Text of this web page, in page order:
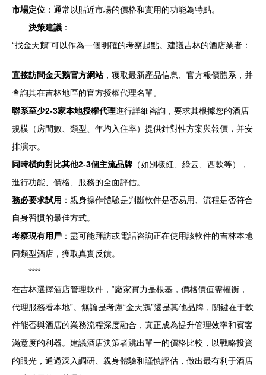
市場定位 ：通常以貼近市場的價格和實用的功能為特點。
決策建議 ：
“找金天鵝”可以作為一個明確的考察起點。建議吉林的酒店業者：
直接訪問金天鵝官方網站，獲取最新產品信息、官方報價體系，并
查詢其在吉林地區的官方授權代理名單。
聯系至少2-3家本地授權代理進行詳細咨詢，要求其根據您的酒店
規模（房間數、類型、年均入住率）提供針對性方案與報價，并安
排演示。
同時橫向對比其他2-3個主流品牌 （如別樣紅、綠云、西軟等），
進行功能、價格、服務的全面評估。
務必要求試用 ：親身操作體驗是判斷軟件是否易用、流程是否符合
自身習慣的最佳方式。
考察現有用戶 ：盡可能拜訪或電話咨詢正在使用該軟件的吉林本地
同類型酒店，獲取真實反饋。
****
在吉林選擇酒店管理軟件，“廠家實力是根基，價格價值需權衡，
代理服務看本地”。無論是考慮“金天鵝”還是其他品牌，關鍵在于軟
件能否與酒店的業務流程深度融合，真正成為提升管理效率和賓客
滿意度的利器。建議酒店決策者跳出單一的價格比較，以戰略投資
的眼光，通過深入調研、親身體驗和謹慎評估，做出最有利于酒店